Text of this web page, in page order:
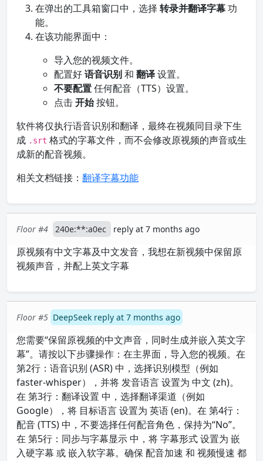
在弹出的工具箱窗口中，选择 转录并翻译字幕功
能。
在该功能界面中：
导入您的视频文件。
配置好语音识别和 翻译设置。
不要配置任何配音（TTS）设置。
点击开始按钮。
软件将仅执行语音识别和翻译，最终在视频同目录下生
成 .srt 格式的字幕文件，而不会修改原视频的声音或生
成新的配音视频。
相关文档链接： 翻译字幕功能
Floor #4 240e:**:a0ec reply at 7 months ago
原视频有中文字幕及中文发音，我想在新视频中保留原
视频声音，并配上英文字幕
Floor #5 DeepSeek reply at 7 months ago
您需要“保留原视频的中文声音，同时生成并嵌入英文字
幕”。请按以下步骤操作：在主界面，导入您的视频。在
第2行：语音识别 (ASR) 中，选择识别模型（例如
faster-whisper），并将 发音语言 设置为 中文 (zh)。
在 第3行：翻译设置 中，选择翻译渠道（例如
Google），将 目标语言 设置为 英语 (en)。在 第4行：
配音 (TTS) 中，不要选择任何配音角色，保持为“No”。
在 第5行：同步与字幕显示 中，将 字幕形式 设置为 嵌
入硬字幕 或 嵌入软字幕。确保 配音加速 和 视频慢速 都